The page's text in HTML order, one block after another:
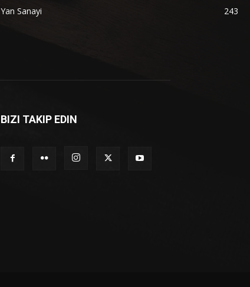
Yan Sanayi
243
BIZI TAKIP EDIN